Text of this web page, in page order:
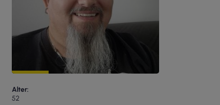
Alter
52